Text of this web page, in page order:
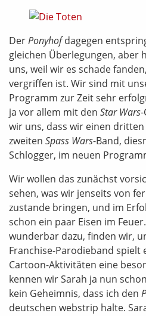
DerPonyhofdagegen
gleichen Überlegungen, aber
uns, weil wir es schade
vergriffen ist. Wir sind mit
Programm zur Zeit sehr
ja vor allem mit den Star Wars
wir uns, dass wir einen
zweiten Spass Wars-Band,
Schlogger, im neuen
Wir wollen das zunächst
sehen, was wir jenseits von
zustande bringen, und im
schon ein paar Eisen im
wunderbar dazu, finden wir,
Franchise-Parodieband spielt
Cartoon-Aktivitäten eine
kennen wir Sarah ja nun
kein Geheimnis, dass ich den
deutschen webstrip halte.